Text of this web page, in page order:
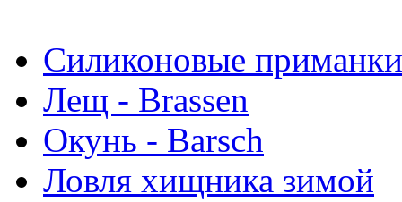
Силиконовые приманки
Лещ - Brassen
Окунь - Barsch
Ловля хищника зимой